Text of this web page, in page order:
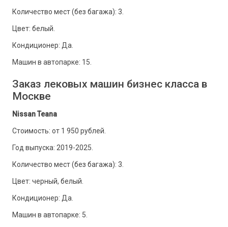
Количество мест (без багажа): 3.
Цвет: белый.
Кондиционер: Да.
Машин в автопарке: 15.
Заказ лековых машин бизнес класса в
Москве
Nissan Teana
Стоимость: от 1 950 рублей.
Год выпуска: 2019-2025.
Количество мест (без багажа): 3.
Цвет: черный, белый.
Кондиционер: Да.
Машин в автопарке: 5.